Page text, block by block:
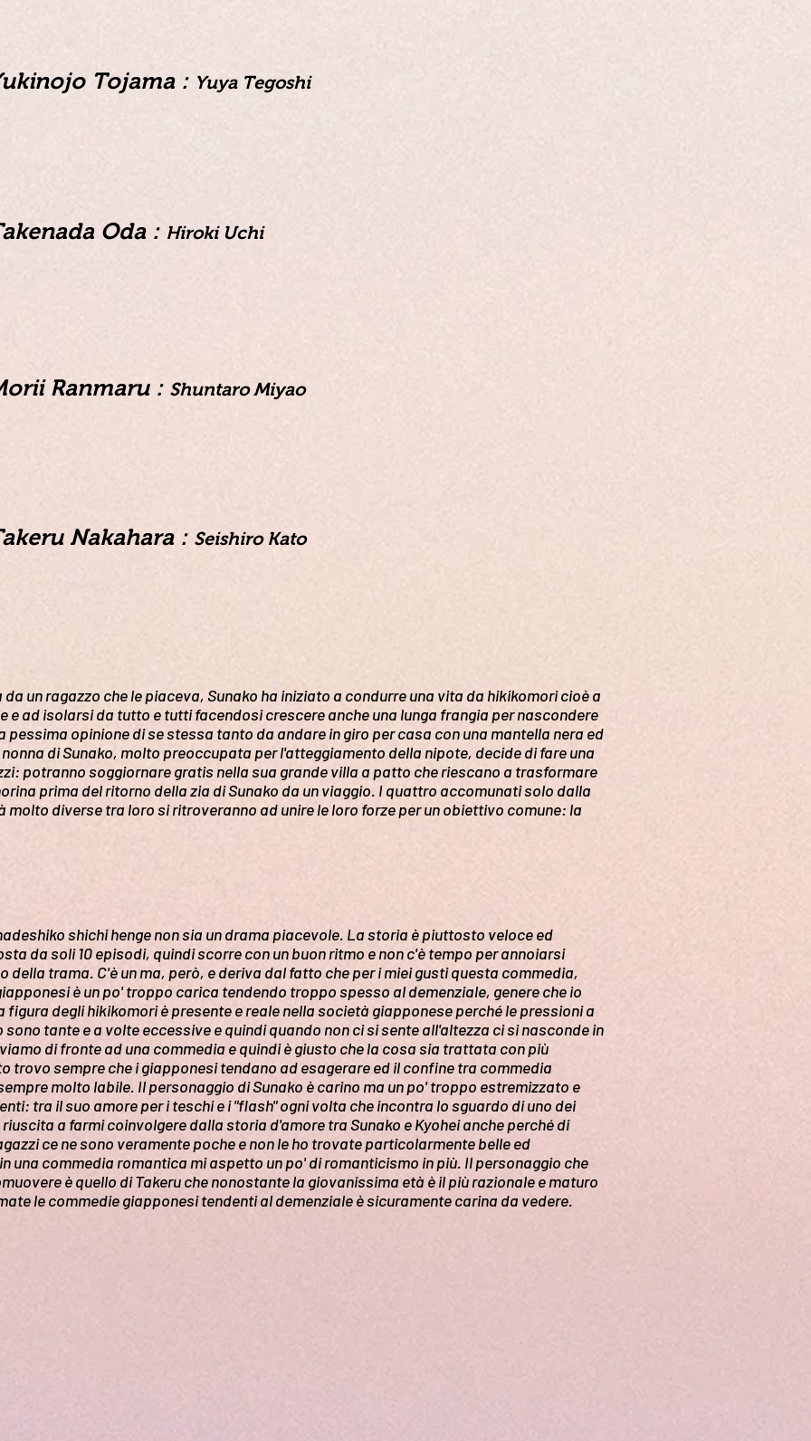
Tojama : Yuya Tegoshi
Oda : Hiroki Uchi
Ranmaru : Shuntaro Miyao
Nakahara : Seishiro Kato
un ragazzo che le piaceva, Sunako ha iniziato a condurre una vita da hikikomori cioè a
e ad isolarsi da tutto e tutti facendosi crescere anche una lunga frangia per nascondere
pessima opinione di se stessa tanto da andare in giro per casa con una mantella nera ed
di Sunako, molto preoccupata per l'atteggiamento della nipote, decide di fare una
potranno soggiornare gratis nella sua grande villa a patto che riescano a trasformare
prima del ritorno della zia di Sunako da un viaggio. I quattro accomunati solo dalla
molto diverse tra loro si ritroveranno ad unire le loro forze per un obiettivo comune: la
shichi henge non sia un drama piacevole. La storia è piuttosto veloce ed
da soli 10 episodi, quindi scorre con un buon ritmo e non c'è tempo per annoiarsi
della trama. C'è un ma, però, e deriva dal fatto che per i miei gusti questa commedia,
è un po' troppo carica tendendo troppo spesso al demenziale, genere che io
degli hikikomori è presente e reale nella società giapponese perché le pressioni a
tante e a volte eccessive e quindi quando non ci si sente all'altezza ci si nasconde in
di fronte ad una commedia e quindi è giusto che la cosa sia trattata con più
trovo sempre che i giapponesi tendano ad esagerare ed il confine tra commedia
molto labile. Il personaggio di Sunako è carino ma un po' troppo estremizzato e
tra il suo amore per i teschi e i "flash" ogni volta che incontra lo sguardo di uno dei
a farmi coinvolgere dalla storia d'amore tra Sunako e Kyohei anche perché di
ce ne sono veramente poche e non le ho trovate particolarmente belle ed
una commedia romantica mi aspetto un po' di romanticismo in più. Il personaggio che
è quello di Takeru che nonostante la giovanissima età è il più razionale e maturo
le commedie giapponesi tendenti al demenziale è sicuramente carina da vedere.